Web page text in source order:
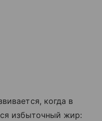
когда в
избыточный жир: